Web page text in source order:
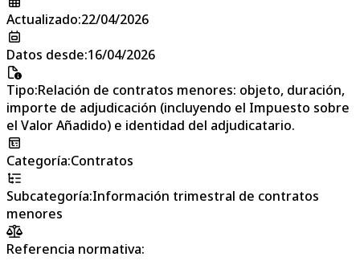
Actualizado:22/04/2026
Datos desde:16/04/2026
Tipo:Relación de contratos menores: objeto, duración,
importe de adjudicación (incluyendo el Impuesto sobre
el Valor Añadido) e identidad del adjudicatario.
Categoría:Contratos
Subcategoría:Información trimestral de contratos
menores
Referencia normativa: